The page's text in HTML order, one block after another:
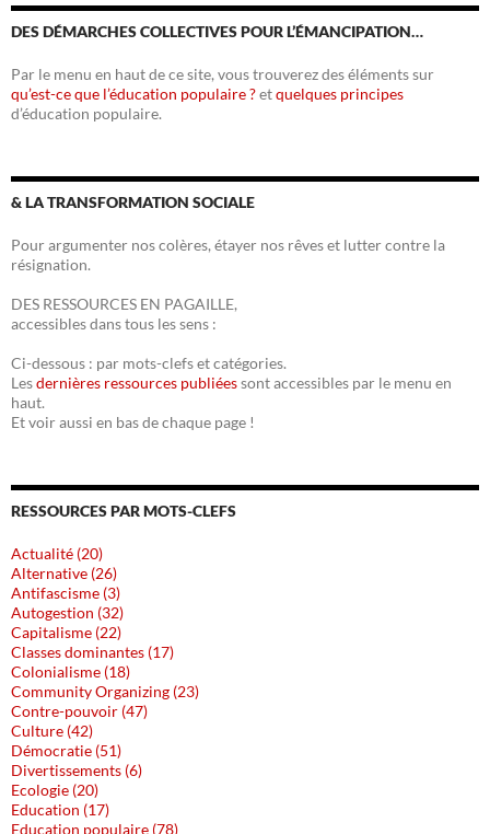
DES DÉMARCHES COLLECTIVES POUR L’ÉMANCIPATION…
Par le menu en haut de ce site, vous trouverez des éléments sur
qu’est-ce que l’éducation populaire ?etquelques principes
d’éducation populaire.
& LA TRANSFORMATION SOCIALE
Pour argumenter nos colères, étayer nos rêves et lutter contre la
résignation.
DES RESSOURCES EN PAGAILLE,
accessibles dans tous les sens :
Ci-dessous : par mots-clefs et catégories.
Lesdernières ressources publiéessont accessibles par le menu en
haut.
Et voir aussi en bas de chaque page !
RESSOURCES PAR MOTS-CLEFS
Actualité (20)
Alternative (26)
Antifascisme (3)
Autogestion (32)
Capitalisme (22)
Classes dominantes (17)
Colonialisme (18)
Community Organizing (23)
Contre-pouvoir (47)
Culture (42)
Démocratie (51)
Divertissements (6)
Ecologie (20)
Education (17)
Education populaire (78)